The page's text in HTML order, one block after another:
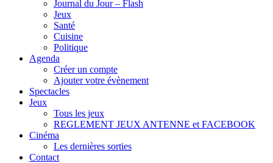
Journal du Jour – Flash
Jeux
Santé
Cuisine
Politique
Agenda
Créer un compte
Ajouter votre évènement
Spectacles
Jeux
Tous les jeux
REGLEMENT JEUX ANTENNE et FACEBOOK
Cinéma
Les dernières sorties
Contact